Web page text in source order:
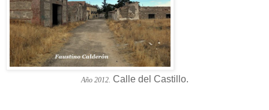
Año 2012. Calle del Castillo.